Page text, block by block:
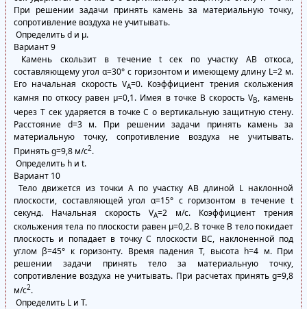
При решении задачи принять камень за материальную точку,
сопротивление воздуха не учитывать.
Определить d и μ.
Вариант 9
Камень скользит в течение t сек по участку АВ откоса,
составляющему угол α=30° с горизонтом и имеющему длину L=2 м.
Его начальная скорость VA=0. Коэффициент трения скольжения
камня по откосу равен μ=0,1. Имея в точке В скорость VB, камень
через Т сек ударяется в точке С о вертикальную защитную стену.
Расстояние d=3 м. При решении задачи принять камень за
материальную точку, сопротивление воздуха не учитывать.
Принять g=9,8 м/с2.
Определить h и t.
Вариант 10
Тело движется из точки А по участку АВ длиной L наклонной
плоскости, составляющей угол α=15° с горизонтом в течение t
секунд. Начальная скорость VA=2 м/с. Коэффициент трения
скольжения тела по плоскости равен μ=0,2. В точке В тело покидает
плоскость и попадает в точку С плоскости ВС, наклоненной под
углом β=45° к горизонту. Время падения Т, высота h=4 м. При
решении задачи принять тело за материальную точку,
сопротивление воздуха не учитывать. При расчетах принять g=9,8
м/с2.
Определить L и Т.